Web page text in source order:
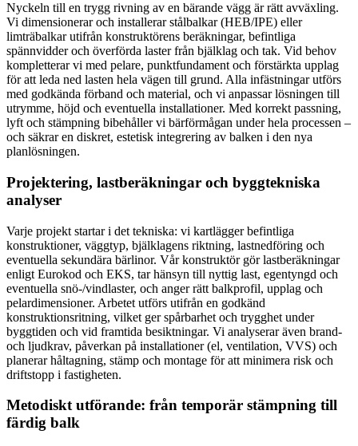
Nyckeln till en trygg rivning av en bärande vägg är rätt avväxling.
Vi dimensionerar och installerar stålbalkar (HEB/IPE) eller
limträbalkar utifrån konstruktörens beräkningar, befintliga
spännvidder och överförda laster från bjälklag och tak. Vid behov
kompletterar vi med pelare, punktfundament och förstärkta upplag
för att leda ned lasten hela vägen till grund. Alla infästningar utförs
med godkända förband och material, och vi anpassar lösningen till
utrymme, höjd och eventuella installationer. Med korrekt passning,
lyft och stämpning bibehåller vi bärförmågan under hela processen –
och säkrar en diskret, estetisk integrering av balken i den nya
planlösningen.
Projektering, lastberäkningar och byggtekniska
analyser
Varje projekt startar i det tekniska: vi kartlägger befintliga
konstruktioner, väggtyp, bjälklagens riktning, lastnedföring och
eventuella sekundära bärlinor. Vår konstruktör gör lastberäkningar
enligt Eurokod och EKS, tar hänsyn till nyttig last, egentyngd och
eventuella snö-/vindlaster, och anger rätt balkprofil, upplag och
pelardimensioner. Arbetet utförs utifrån en godkänd
konstruktionsritning, vilket ger spårbarhet och trygghet under
byggtiden och vid framtida besiktningar. Vi analyserar även brand-
och ljudkrav, påverkan på installationer (el, ventilation, VVS) och
planerar håltagning, stämp och montage för att minimera risk och
driftstopp i fastigheten.
Metodiskt utförande: från temporär stämpning till
färdig balk